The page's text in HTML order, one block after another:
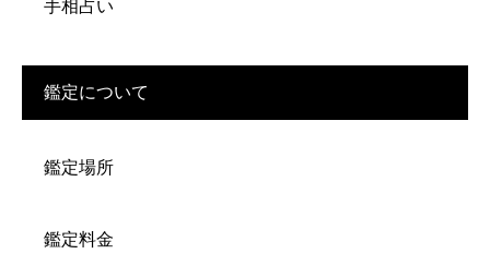
手相占い
鑑定について
鑑定場所
鑑定料金